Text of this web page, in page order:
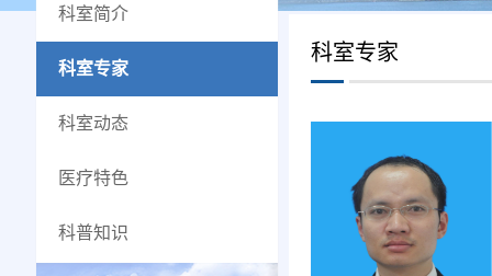
科室简介
科室专家
科室动态
医疗特色
科普知识
科室专家